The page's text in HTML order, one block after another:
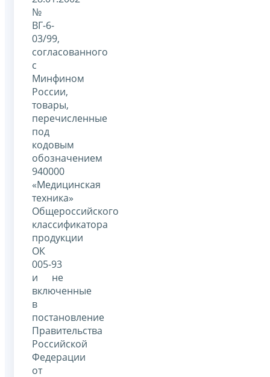
№
ВГ-6-
03/99,
согласованного
с
Минфином
России,
товары,
перечисленные
под
кодовым
обозначением
940000
«Медицинская
техника»
Общероссийского
классификатора
продукции
ОК
005-93
и не
включенные
в
постановление
Правительства
Российской
Федерации
от